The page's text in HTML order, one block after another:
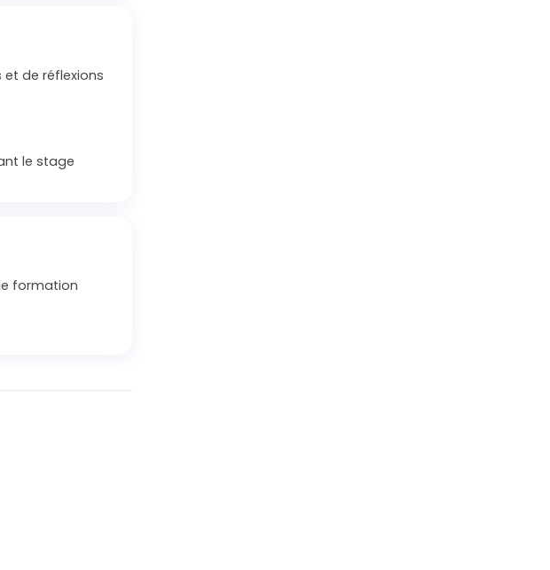
de réflexions
le stage
formation